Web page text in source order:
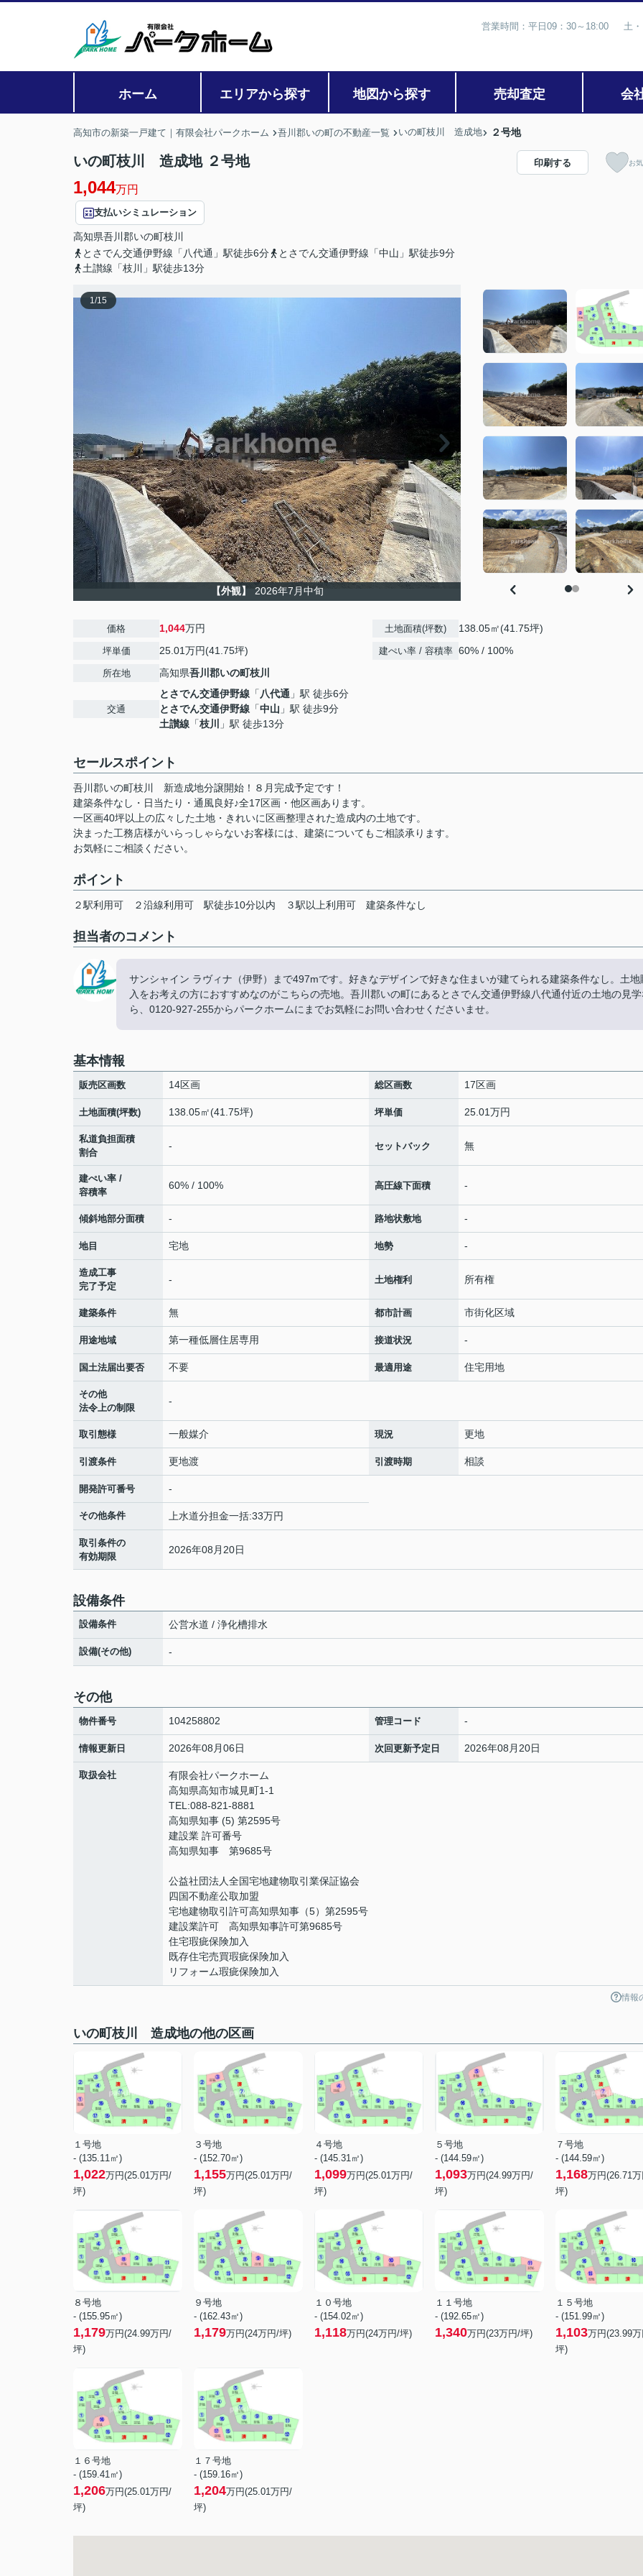
営業時間：平日09：30～18:00 土
ホーム エリアから探す 地図から探す 売却査定 会
高知市の新築一戸建て｜有限会社パークホーム 吾川郡いの町の不動産一覧 いの町枝川 造成地 ２号地
いの町枝川 造成地 ２号地
1,044万円
支払いシミュレーション
高知県吾川郡いの町枝川
とさでん交通伊野線「八代通」駅徒歩6分
とさでん交通伊野線「中山」駅徒歩9分
土讃線「枝川」駅徒歩13分
印刷する お
1/15
【外観】 2026年7月中旬
価格 1,044万円
坪単価 25.01万円(41.75坪)
所在地 高知県吾川郡いの町枝川
交通
とさでん交通伊野線 「 八代通 」駅 徒歩6分
とさでん交通伊野線 「中山 」駅 徒歩9分
土讃線 「枝川 」駅 徒歩13分
土地面積(坪数) 138.05㎡(41.75坪)
建ぺい率 / 容積率 60% / 100%
セールスポイント
吾川郡いの町枝川 新造成地分譲開始！８月完成予定です！
建築条件なし・日当たり・通風良好♪全17区画・他区画あります。
一区画40坪以上の広々した土地・きれいに区画整理された造成内の土地です。
決まった工務店様がいらっしゃらないお客様には、建築についてもご相談承ります。
お気軽にご相談ください。
ポイント
２駅利用可 ２沿線利用可 駅徒歩10分以内 ３駅以上利用可 建築条件なし
担当者のコメント
サンシャイン ラヴィナ（伊野）まで497mです。好きなデザインで好きな住まいが建てられる建築条件なし。土地
入をお考えの方におすすめなのがこちらの売地。吾川郡いの町にあるとさでん交通伊野線八代通付近の土地の見
ら、0120-927-255からパークホームにまでお気軽にお問い合わせくださいませ。
基本情報
販売区画数 14区画 総区画数 17区画
土地面積(坪数) 138.05㎡(41.75坪) 坪単価 25.01万円
私道負担面積
割合
- セットバック 無
建ぺい率 /
容積率
60% / 100% 高圧線下面積 -
傾斜地部分面積 - 路地状敷地 -
地目 宅地 地勢 -
造成工事
完了予定
- 土地権利 所有権
建築条件 無 都市計画 市街化区域
用途地域 第一種低層住居専用 接道状況 -
国土法届出要否 不要 最適用途 住宅用地
その他
法令上の制限
-
取引態様 一般媒介 現況 更地
引渡条件 更地渡 引渡時期 相談
開発許可番号 -
その他条件 上水道分担金一括:33万円
取引条件の
有効期限
2026年08月20日
設備条件
設備条件 公営水道 / 浄化槽排水
設備(その他) -
その他
物件番号 104258802 管理コード -
情報更新日 2026年08月06日 次回更新予定日 2026年08月20日
取扱会社
有限会社パークホーム
高知県高知市城見町1-1
TEL:088-821-8881
高知県知事 (5) 第2595号
建設業 許可番号
高知県知事 第9685号
公益社団法人全国宅地建物取引業保証協会
四国不動産公取加盟
宅地建物取引許可高知県知事（5）第2595号
建設業許可 高知県知事許可第9685号
住宅瑕疵保険加入
既存住宅売買瑕疵保険加入
リフォーム瑕疵保険加入
情報
いの町枝川 造成地の他の区画
１号地
- (135.11㎡)
1,022万円(25.01万円/
坪)
３号地
- (152.70㎡)
1,155万円(25.01万円/
坪)
４号地
- (145.31㎡)
1,099万円(25.01万円/
坪)
５号地
- (144.59㎡)
1,093万円(24.99万円/
坪)
７号地
- (144.59㎡)
1,168万円(26.71
坪)
８号地
- (155.95㎡)
1,179万円(24.99万円/
坪)
９号地
- (162.43㎡)
1,179万円(24万円/坪)
１０号地
- (154.02㎡)
1,118万円(24万円/坪)
１１号地
- (192.65㎡)
1,340万円(23万円/坪)
１５号地
- (151.99㎡)
1,103万円(23.99
坪)
１６号地
- (159.41㎡)
1,206万円(25.01万円/
坪)
１７号地
- (159.16㎡)
1,204万円(25.01万円/
坪)